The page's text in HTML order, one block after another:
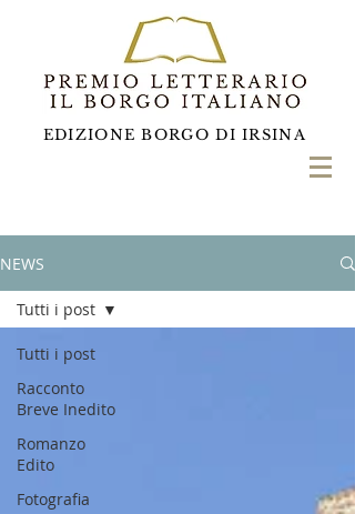
EDIZIONE BORGO DI IRSINA
NEWS
Tutti i post
Racconto
Breve Inedito
Romanzo
Edito
Fotografia
Tutti i post